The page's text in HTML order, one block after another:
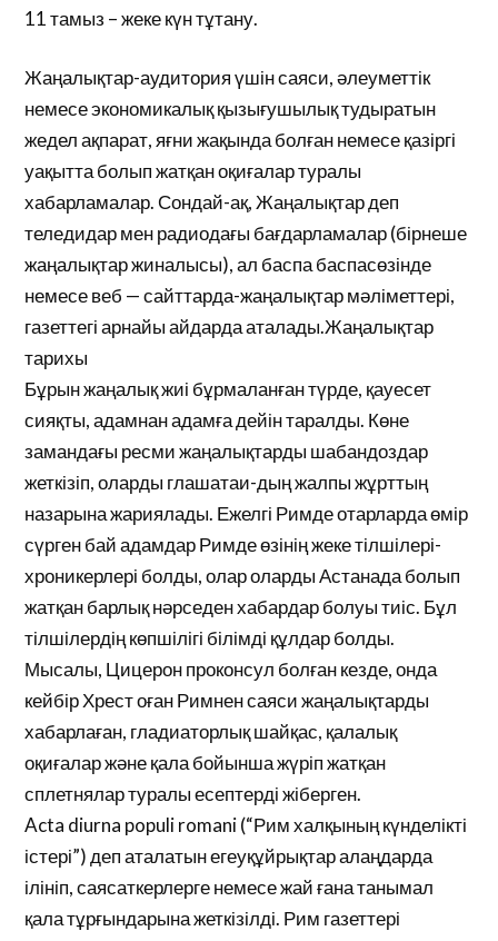
11 тамыз – жеке күн тұтану.
Жаңалықтар-аудитория үшін саяси, әлеуметтік
немесе экономикалық қызығушылық тудыратын
жедел ақпарат, яғни жақында болған немесе қазіргі
уақытта болып жатқан оқиғалар туралы
хабарламалар. Сондай-ақ, Жаңалықтар деп
теледидар мен радиодағы бағдарламалар (бірнеше
жаңалықтар жиналысы), ал баспа баспасөзінде
немесе веб — сайттарда-жаңалықтар мәліметтері,
газеттегі арнайы айдарда аталады.Жаңалықтар
тарихы
Бұрын жаңалық жиі бұрмаланған түрде, қауесет
сияқты, адамнан адамға дейін таралды. Көне
замандағы ресми жаңалықтарды шабандоздар
жеткізіп, оларды глашатаи-дың жалпы жұрттың
назарына жариялады. Ежелгі Римде отарларда өмір
сүрген бай адамдар Римде өзінің жеке тілшілері-
хроникерлері болды, олар оларды Астанада болып
жатқан барлық нәрседен хабардар болуы тиіс. Бұл
тілшілердің көпшілігі білімді құлдар болды.
Мысалы, Цицерон проконсул болған кезде, онда
кейбір Хрест оған Римнен саяси жаңалықтарды
хабарлаған, гладиаторлық шайқас, қалалық
оқиғалар және қала бойынша жүріп жатқан
сплетнялар туралы есептерді жіберген.
Acta diurna populi romani (“Рим халқының күнделікті
істері”) деп аталатын егеуқұйрықтар алаңдарда
ілініп, саясаткерлерге немесе жай ғана танымал
қала тұрғындарына жеткізілді. Рим газеттері